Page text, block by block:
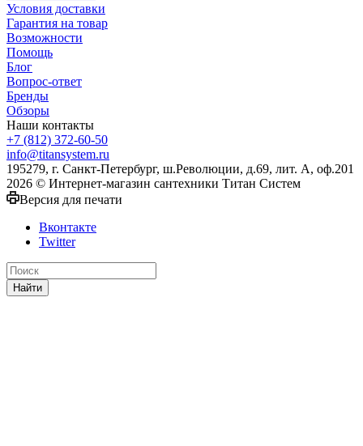
Условия доставки
Гарантия на товар
Возможности
Помощь
Блог
Вопрос-ответ
Бренды
Обзоры
Наши контакты
+7 (812) 372-60-50
info@titansystem.ru
195279, г. Санкт-Петербург, ш.Революции, д.69, лит. А, оф.201
2026 © Интернет-магазин сантехники Титан Систем
Версия для печати
Вконтакте
Twitter
Найти